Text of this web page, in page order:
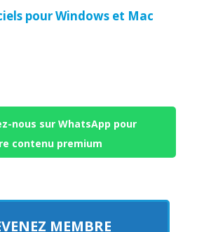
pour Windows et Mac
nous sur WhatsApp pour
contenu premium
MEMBRE